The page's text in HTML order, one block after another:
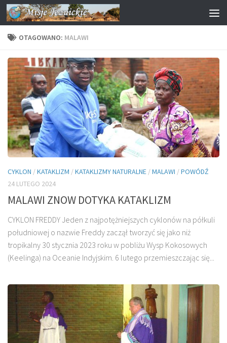
Przejdź do treści
OTAGOWANO: MALAWI
CYKLON /KATAKLIZM /KATAKLIZMY NATURALNE /MALAWI /POWÓDŹ
24 LUTEGO 2024
MALAWI ZNOW DOTYKA KATAKLIZM
CYKLON FREDDY Jeden z najpotężniejszych cyklonów na półkuli
południowej o nazwie Freddy zaczął tworzyć się jako niż
tropikalny 30 stycznia 2023 roku w pobliżu Wysp Kokosowych
(Keelinga) na Oceanie Indyjskim. 6 lutego przemieszczając się...